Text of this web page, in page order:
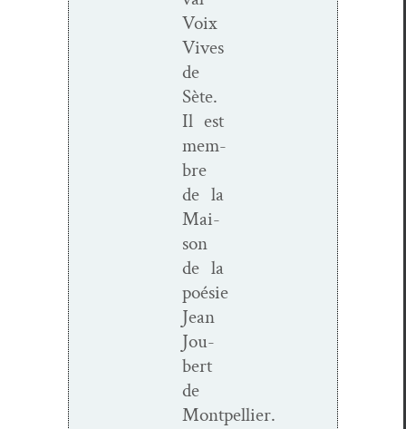
Voix
Vives
de
Sète.
Il est
mem­
bre
de la
Mai­
son
de la
poésie
Jean
Jou­
bert
de
Montpellier.